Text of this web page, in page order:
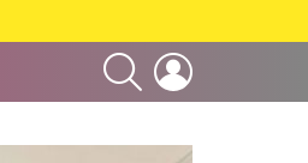
SEARCH